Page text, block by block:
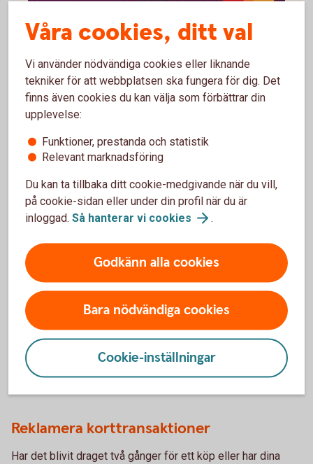
Betalkort Företag
Få kontroll och snabb överblick i app och
internetbank
Tydlig översikt på faktura eller e-faktura.
BetalkortFöretag
Har du redan ett företagskort?
Spärra ditt kort
Ring oss direkt och spärra ditt kort – vi har öppet varje dag,
dygnet runt.
Ring +46 8 411 10 11 för att spärra ditt kort
Reklamera korttransaktioner
Har det blivit draget två gånger för ett köp eller har dina
Våra cookies, ditt val
Vi använder nödvändiga cookies eller liknande
tekniker för att webbplatsen ska fungera för dig. Det
finns även cookies du kan välja som förbättrar din
upplevelse:
Funktioner, prestanda och statistik
Relevant marknadsföring
Du kan ta tillbaka ditt cookie-medgivande när du vill,
på cookie-sidan eller under din profil när du är
inloggad. Så hanterar vi cookies .
Godkänn alla cookies
Bara nödvändiga cookies
Cookie-inställningar